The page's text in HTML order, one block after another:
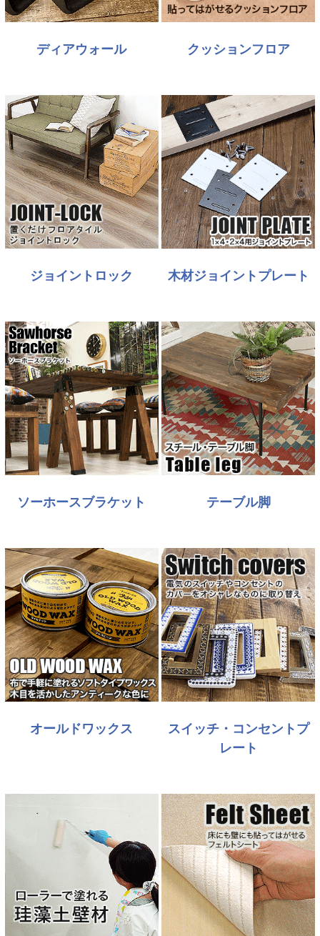
ディアウォール クッションフロア
ジョイントロック 木材ジョイントプレート
ソーホースブラケット テーブル脚
オールドワックス
スイッチ・コンセントプ
レート